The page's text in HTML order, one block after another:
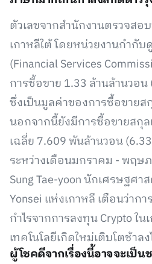
ตัวเลขจากสำนักงานตรวจสอ
เกาหลีใต้ โดยหน่วยงานกำกั
(Financial Services
การซื้อขาย 1.33 ล้านล้านวอ
ซึ่งเป็นมูลค่าของการซื้อขายส
นอกจากนี้ยังมีการซื้อขายสกุล
เฉลี่ย 7.609 พันล้านวอน
ระหว่างเดือนมกราคม - พฤษ
Sung Tae-yoon นักเศรษฐศ
Yonsei แห่งเกาหลี เตือนว่าก
กำไรจากการลงทุน Crypto ใ
เทคโนโลยีเกิดใหม่เติบโตช้าล
ผู้โชคดีจากเรื่องนี้อาจจะเป็น